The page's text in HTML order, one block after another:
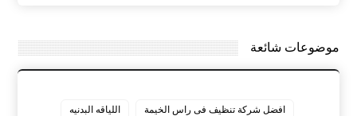
موضوعات شائعة
افضل شركة تنظيف فى راس الخيمة اللياقه البدنيه